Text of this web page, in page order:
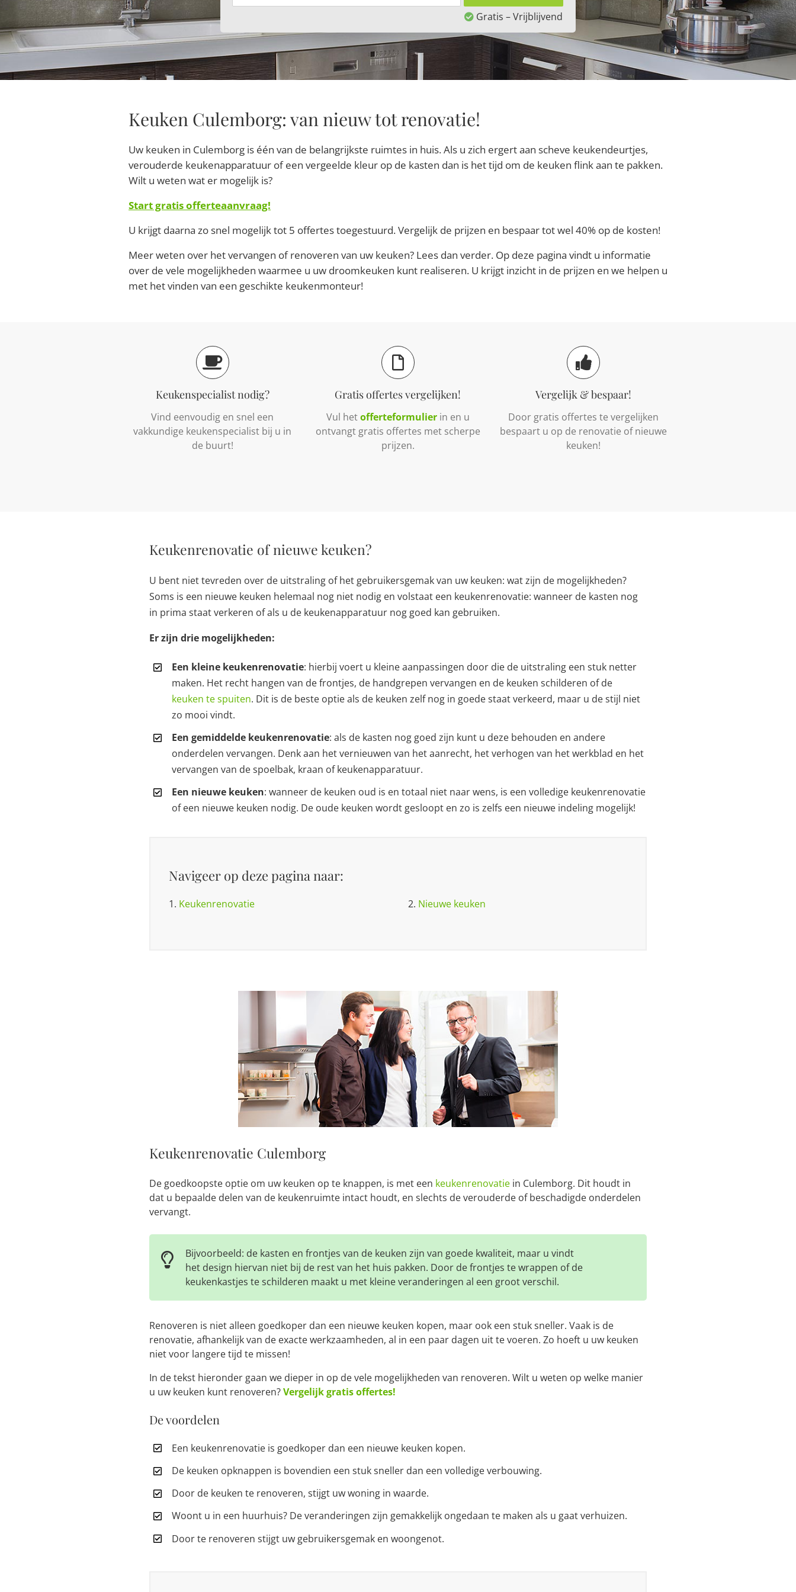
Gratis – Vrijblijvend
Keuken Culemborg: van nieuw tot renovatie!
Uw keuken in Culemborg is één van de belangrijkste ruimtes in huis. Als u zich ergert aan scheve keukendeurtjes,
verouderde keukenapparatuur of een vergeelde kleur op de kasten dan is het tijd om de keuken flink aan te pakken.
Wilt u weten wat er mogelijk is?
Start gratis offerteaanvraag!
U krijgt daarna zo snel mogelijk tot 5 offertes toegestuurd. Vergelijk de prijzen en bespaar tot wel 40% op de kosten!
Meer weten over het vervangen of renoveren van uw keuken? Lees dan verder. Op deze pagina vindt u informatie
over de vele mogelijkheden waarmee u uw droomkeuken kunt realiseren. U krijgt inzicht in de prijzen en we helpen u
met het vinden van een geschikte keukenmonteur!
Keukenspecialist nodig?
Vind eenvoudig en snel een
vakkundige keukenspecialist bij u in
de buurt!
Gratis offertes vergelijken!
Vul hetofferteformulierin en u
ontvangt gratis offertes met scherpe
prijzen.
Vergelijk & bespaar!
Door gratis offertes te vergelijken
bespaart u op de renovatie of nieuwe
keuken!
Keukenrenovatie of nieuwe keuken?
U bent niet tevreden over de uitstraling of het gebruikersgemak van uw keuken: wat zijn de mogelijkheden?
Soms is een nieuwe keuken helemaal nog niet nodig en volstaat een keukenrenovatie: wanneer de kasten nog
in prima staat verkeren of als u de keukenapparatuur nog goed kan gebruiken.
Er zijn drie mogelijkheden:
Een kleine keukenrenovatie: hierbij voert u kleine aanpassingen door die de uitstraling een stuk netter
maken. Het recht hangen van de frontjes, de handgrepen vervangen en de keuken schilderen of de
keuken te spuiten. Dit is de beste optie als de keuken zelf nog in goede staat verkeerd, maar u de stijl niet
zo mooi vindt.
Een gemiddelde keukenrenovatie: als de kasten nog goed zijn kunt u deze behouden en andere
onderdelen vervangen. Denk aan het vernieuwen van het aanrecht, het verhogen van het werkblad en het
vervangen van de spoelbak, kraan of keukenapparatuur.
Een nieuwe keuken: wanneer de keuken oud is en totaal niet naar wens, is een volledige keukenrenovatie
of een nieuwe keuken nodig. De oude keuken wordt gesloopt en zo is zelfs een nieuwe indeling mogelijk!
Navigeer op deze pagina naar:
1. Keukenrenovatie 2. Nieuwe keuken
Keukenrenovatie Culemborg
De goedkoopste optie om uw keuken op te knappen, is met een keukenrenovatie in Culemborg. Dit houdt in
dat u bepaalde delen van de keukenruimte intact houdt, en slechts de verouderde of beschadigde onderdelen
vervangt.
Bijvoorbeeld: de kasten en frontjes van de keuken zijn van goede kwaliteit, maar u vindt
het design hiervan niet bij de rest van het huis pakken. Door de frontjes te wrappen of de
keukenkastjes te schilderen maakt u met kleine veranderingen al een groot verschil.
Renoveren is niet alleen goedkoper dan een nieuwe keuken kopen, maar ook een stuk sneller. Vaak is de
renovatie, afhankelijk van de exacte werkzaamheden, al in een paar dagen uit te voeren. Zo hoeft u uw keuken
niet voor langere tijd te missen!
In de tekst hieronder gaan we dieper in op de vele mogelijkheden van renoveren. Wilt u weten op welke manier
u uw keuken kunt renoveren?Vergelijk gratis offertes!
De voordelen
Een keukenrenovatie is goedkoper dan een nieuwe keuken kopen.
De keuken opknappen is bovendien een stuk sneller dan een volledige verbouwing.
Door de keuken te renoveren, stijgt uw woning in waarde.
Woont u in een huurhuis? De veranderingen zijn gemakkelijk ongedaan te maken als u gaat verhuizen.
Door te renoveren stijgt uw gebruikersgemak en woongenot.